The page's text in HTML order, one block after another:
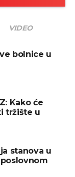
VIDEO
bolnice u
Kako će
tržište u
stanova u